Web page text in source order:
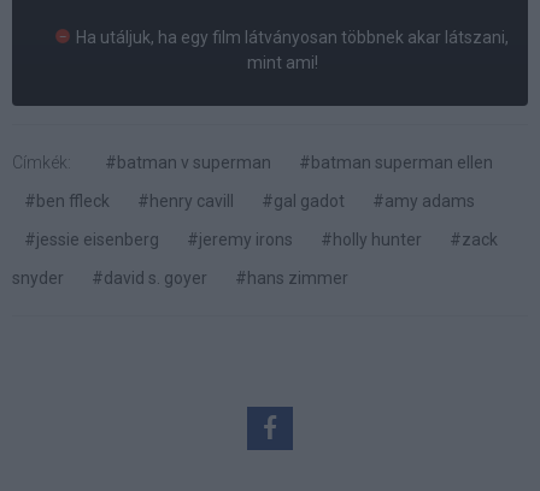
Ha utáljuk, ha egy film látványosan többnek akar látszani,
mint ami!
Címkék: #batman v superman
#batman superman ellen
#ben ffleck
#henry cavill #gal gadot
#amy adams
#jessie eisenberg
#jeremy irons #holly hunter
#zack
snyder
#david s. goyer #hans zimmer